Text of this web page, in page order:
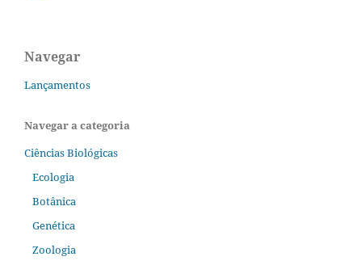
Navegar
Lançamentos
Navegar a categoria
Ciências Biológicas
Ecologia
Botânica
Genética
Zoologia